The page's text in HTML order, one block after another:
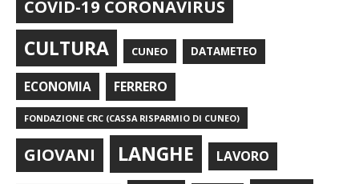
COVID-19 CORONAVIRUS
CULTURA CUNEO DATAMETEO
ECONOMIA FERRERO
FONDAZIONE CRC (CASSA RISPARMIO DI CUNEO)
GIOVANI LANGHE LAVORO